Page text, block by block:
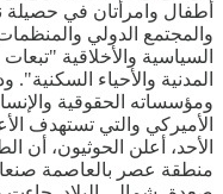
أطفال وامرأتان في حصيلة
والمجتمع الدولي والمنظمات
السياسية والأخلاقية
المدنية والأحياء
ومؤسساته الحقوقية
الأميركي والتي تستهدف
الأحد، أعلن الحوثيون، أن
منطقة عصر بالعاصمة